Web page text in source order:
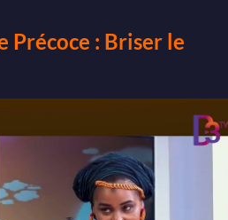
Précoce : Briser le